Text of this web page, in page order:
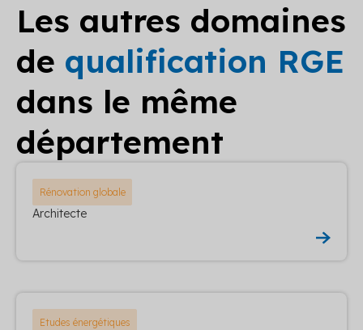
Les autres domaines
de qualification RGE
dans le même
département
Rénovation globale
Architecte
Etudes énergétiques